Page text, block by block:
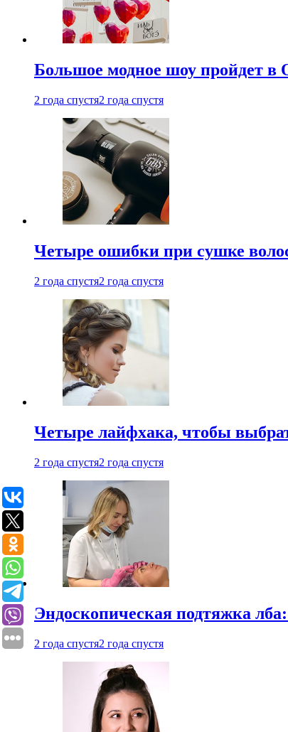
Большое модное шоу пройдет
2 года спустя2 года спустя
Четыре ошибки при сушке
2 года спустя2 года спустя
Четыре лайфхака, чтобы
2 года спустя2 года спустя
Эндоскопическая подтяжка
2 года спустя2 года спустя